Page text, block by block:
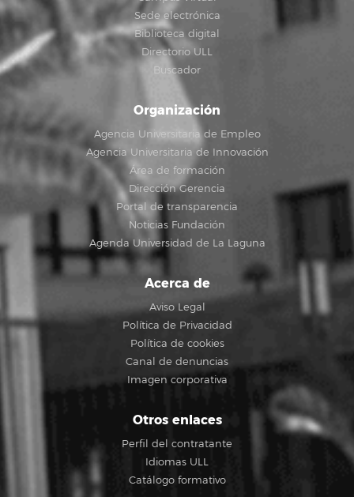
Sede electrónica
Biblioteca digital
Directorio ULL
Buscador
Organización
Agencia Universitaria de Empleo
Agencia Universitaria de Innovación
Área de formación
Dirección Gerencia
Portal de transparencia
Noticias Fundación
Agenda Universidad de La Laguna
Acerca de
Aviso Legal
Política de Privacidad
Política de cookies
Canal de denuncias
Imagen corporativa
Otros enlaces
Perfil del contratante
Idiomas ULL
Catálogo formativo